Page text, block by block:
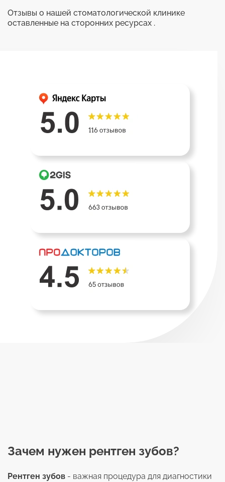
Отзывы о нашей стоматологической клинике
оставленные на сторонних ресурсах .
Зачем нужен рентген зубов?
Рентген зубов - важная процедура для диагностики